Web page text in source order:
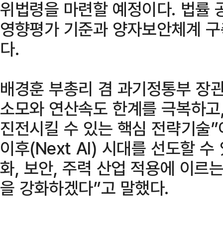
위법령을 마련할 예정이다. 법률
영향평가 기준과 양자보안체계
다.
배경훈 부총리 겸 과기정통부 장
소모와 연산속도 한계를 극복하
진전시킬 수 있는 핵심 전략기술
이후(Next AI) 시대를 선도할 수
화, 보안, 주력 산업 적용에 이르
을 강화하겠다”고 말했다.